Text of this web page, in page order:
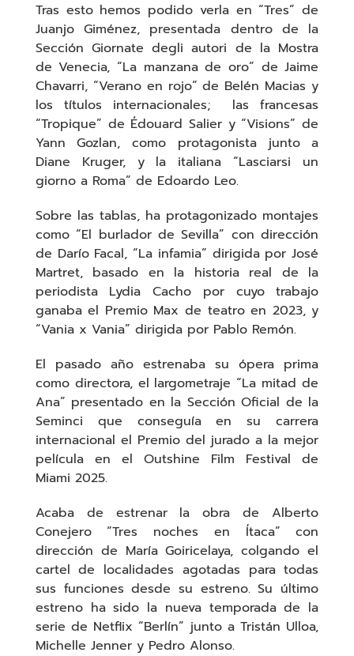
Tras esto hemos podido verla en “Tres” de
Juanjo Giménez, presentada dentro de la
Sección Giornate degli autori de la Mostra
de Venecia, “La manzana de oro” de Jaime
Chavarri, “Verano en rojo” de Belén Macias y
los títulos internacionales;
las francesas
“Tropique” de Édouard Salier y “Visions” de
Yann Gozlan, como protagonista junto a
Diane Kruger, y la italiana “Lasciarsi un
giorno a Roma” de Edoardo Leo.
Sobre las tablas, ha protagonizado montajes
como “El burlador de Sevilla” con dirección
de Darío Facal, “La infamia” dirigida por José
Martret, basado en la historia real de la
periodista Lydia Cacho por cuyo trabajo
ganaba el Premio Max de teatro en 2023, y
“Vania x Vania” dirigida por Pablo Remón.
El pasado año estrenaba su ópera prima
como directora, el largometraje “La mitad de
Ana” presentado en la Sección Oficial de la
Seminci que conseguía en su carrera
internacional el Premio del jurado a la mejor
película en el Outshine Film Festival de
Miami 2025.
Acaba de estrenar la obra de Alberto
Conejero “Tres noches en Ítaca” con
dirección de María Goiricelaya, colgando el
cartel de localidades agotadas para todas
sus funciones desde su estreno. Su último
estreno ha sido la nueva temporada de la
serie de Netflix “Berlín” junto a Tristán Ulloa,
Michelle Jenner y Pedro Alonso.